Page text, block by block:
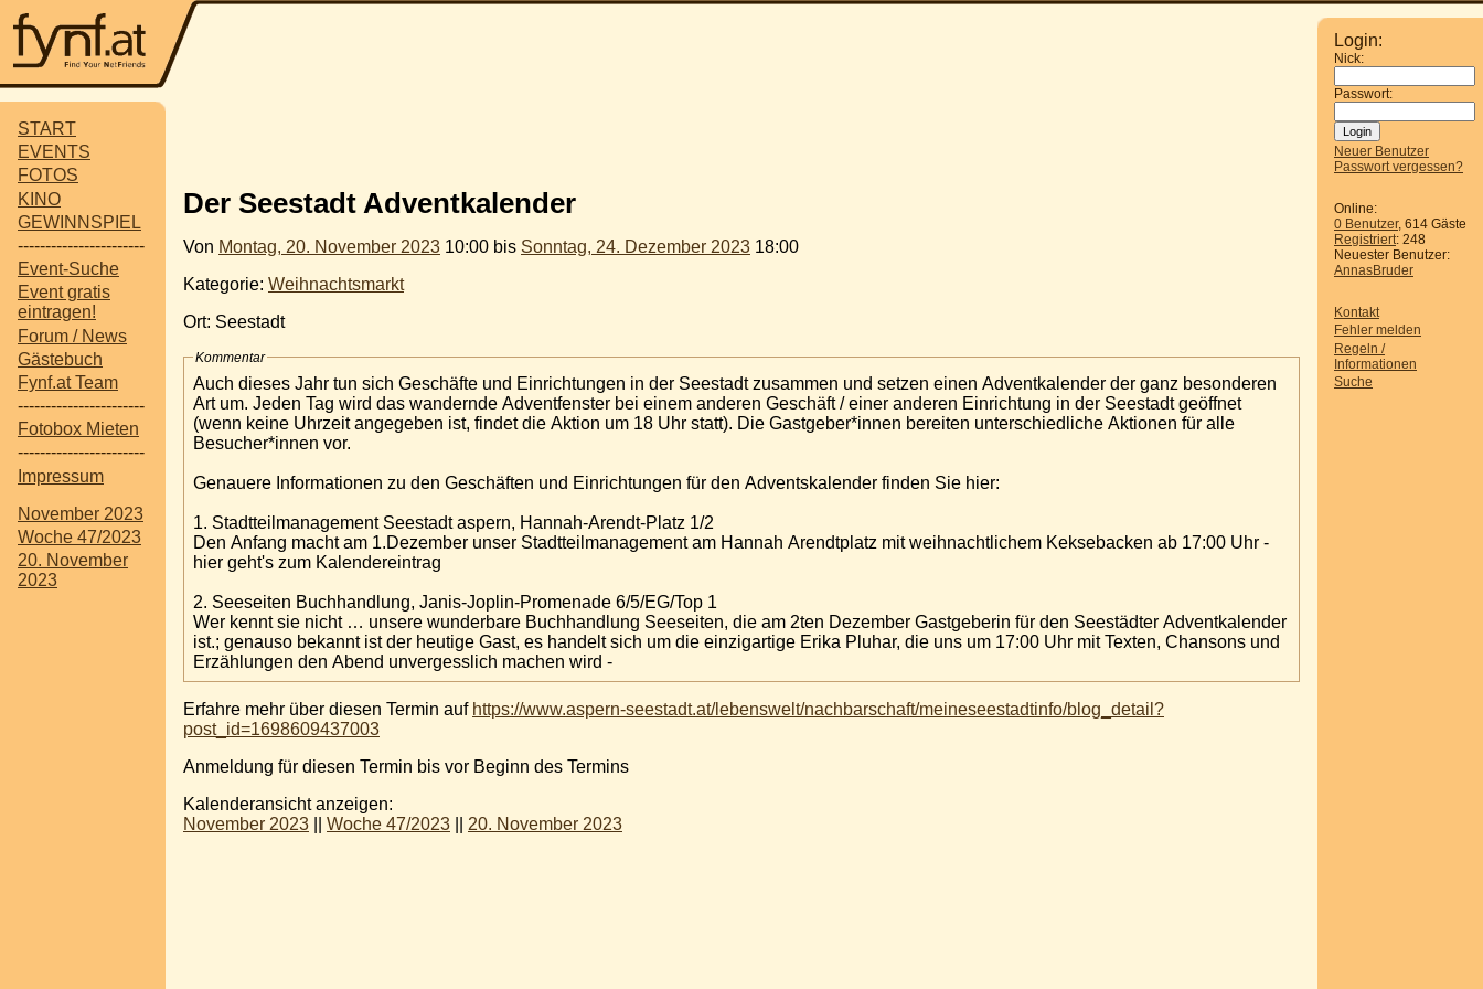
START
EVENTS
FOTOS
KINO
GEWINNSPIEL
-----------------------
Event-Suche
Event gratis
eintragen!
Forum / News
Gästebuch
Fynf.at Team
-----------------------
Fotobox Mieten
-----------------------
Impressum
November 2023
Woche 47/2023
20. November
2023
Login:
Nick:
Passwort:
Neuer Benutzer
Passwort vergessen?
Online:
0 Benutzer, 614 Gäste
Registriert: 248
Neuester Benutzer:
AnnasBruder
Kontakt
Fehler melden
Regeln /
Informationen
Suche
Der Seestadt Adventkalender
Von Montag, 20. November 2023 10:00 bis Sonntag, 24. Dezember 2023 18:00
Kategorie: Weihnachtsmarkt
Ort: Seestadt
Kommentar
Auch dieses Jahr tun sich Geschäfte und Einrichtungen in der Seestadt zusammen und setzen einen Adventkalender der ganz besonderen
Art um. Jeden Tag wird das wandernde Adventfenster bei einem anderen Geschäft / einer anderen Einrichtung in der Seestadt geöffnet
(wenn keine Uhrzeit angegeben ist, findet die Aktion um 18 Uhr statt). Die Gastgeber*innen bereiten unterschiedliche Aktionen für alle
Besucher*innen vor.
Genauere Informationen zu den Geschäften und Einrichtungen für den Adventskalender finden Sie hier:
1. Stadtteilmanagement Seestadt aspern, Hannah-Arendt-Platz 1/2
Den Anfang macht am 1.Dezember unser Stadtteilmanagement am Hannah Arendtplatz mit weihnachtlichem Keksebacken ab 17:00 Uhr -
hier geht's zum Kalendereintrag
2. Seeseiten Buchhandlung, Janis-Joplin-Promenade 6/5/EG/Top 1
Wer kennt sie nicht … unsere wunderbare Buchhandlung Seeseiten, die am 2ten Dezember Gastgeberin für den Seestädter Adventkalender
ist.; genauso bekannt ist der heutige Gast, es handelt sich um die einzigartige Erika Pluhar, die uns um 17:00 Uhr mit Texten, Chansons und
Erzählungen den Abend unvergesslich machen wird -
Erfahre mehr über diesen Termin auf https://www.aspern-seestadt.at/lebenswelt/nachbarschaft/meineseestadtinfo/blog_detail?
post_id=1698609437003
Anmeldung für diesen Termin bis vor Beginn des Termins
Kalenderansicht anzeigen:
November 2023
Woche 47/2023 20. November 2023